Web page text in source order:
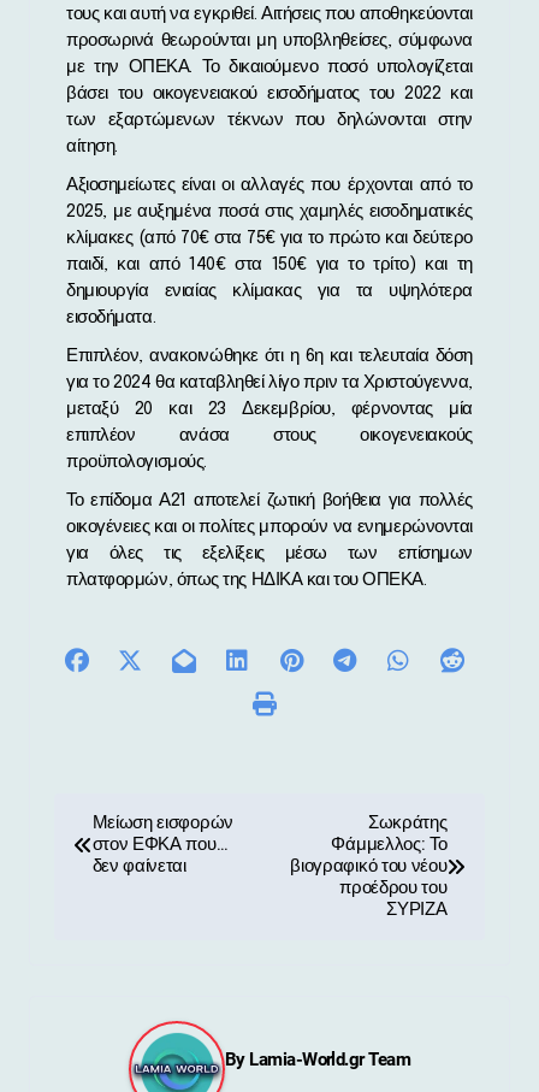
τους και αυτή να εγκριθεί. Αιτήσεις που αποθηκεύονται
προσωρινά θεωρούνται μη υποβληθείσες, σύμφωνα
με την ΟΠΕΚΑ. Το δικαιούμενο ποσό υπολογίζεται
βάσει του οικογενειακού εισοδήματος του 2022 και
των εξαρτώμενων τέκνων που δηλώνονται στην
αίτηση.
Αξιοσημείωτες είναι οι αλλαγές που έρχονται από το
2025, με αυξημένα ποσά στις χαμηλές εισοδηματικές
κλίμακες (από 70€ στα 75€ για το πρώτο και δεύτερο
παιδί, και από 140€ στα 150€ για το τρίτο) και τη
δημιουργία ενιαίας κλίμακας για τα υψηλότερα
εισοδήματα.
Επιπλέον, ανακοινώθηκε ότι η 6η και τελευταία δόση
για το 2024 θα καταβληθεί λίγο πριν τα Χριστούγεννα,
μεταξύ 20 και 23 Δεκεμβρίου, φέρνοντας μία
επιπλέον ανάσα στους οικογενειακούς
προϋπολογισμούς.
Το επίδομα Α21 αποτελεί ζωτική βοήθεια για πολλές
οικογένειες και οι πολίτες μπορούν να ενημερώνονται
για όλες τις εξελίξεις μέσω των επίσημων
πλατφορμών, όπως της ΗΔΙΚΑ και του ΟΠΕΚΑ.
Μείωση εισφορών
στον ΕΦΚΑ που…
δεν φαίνεται
Σωκράτης
Φάμμελλος: Το
βιογραφικό του νέου
προέδρου του
ΣΥΡΙΖΑ
By Lamia-World.gr Team